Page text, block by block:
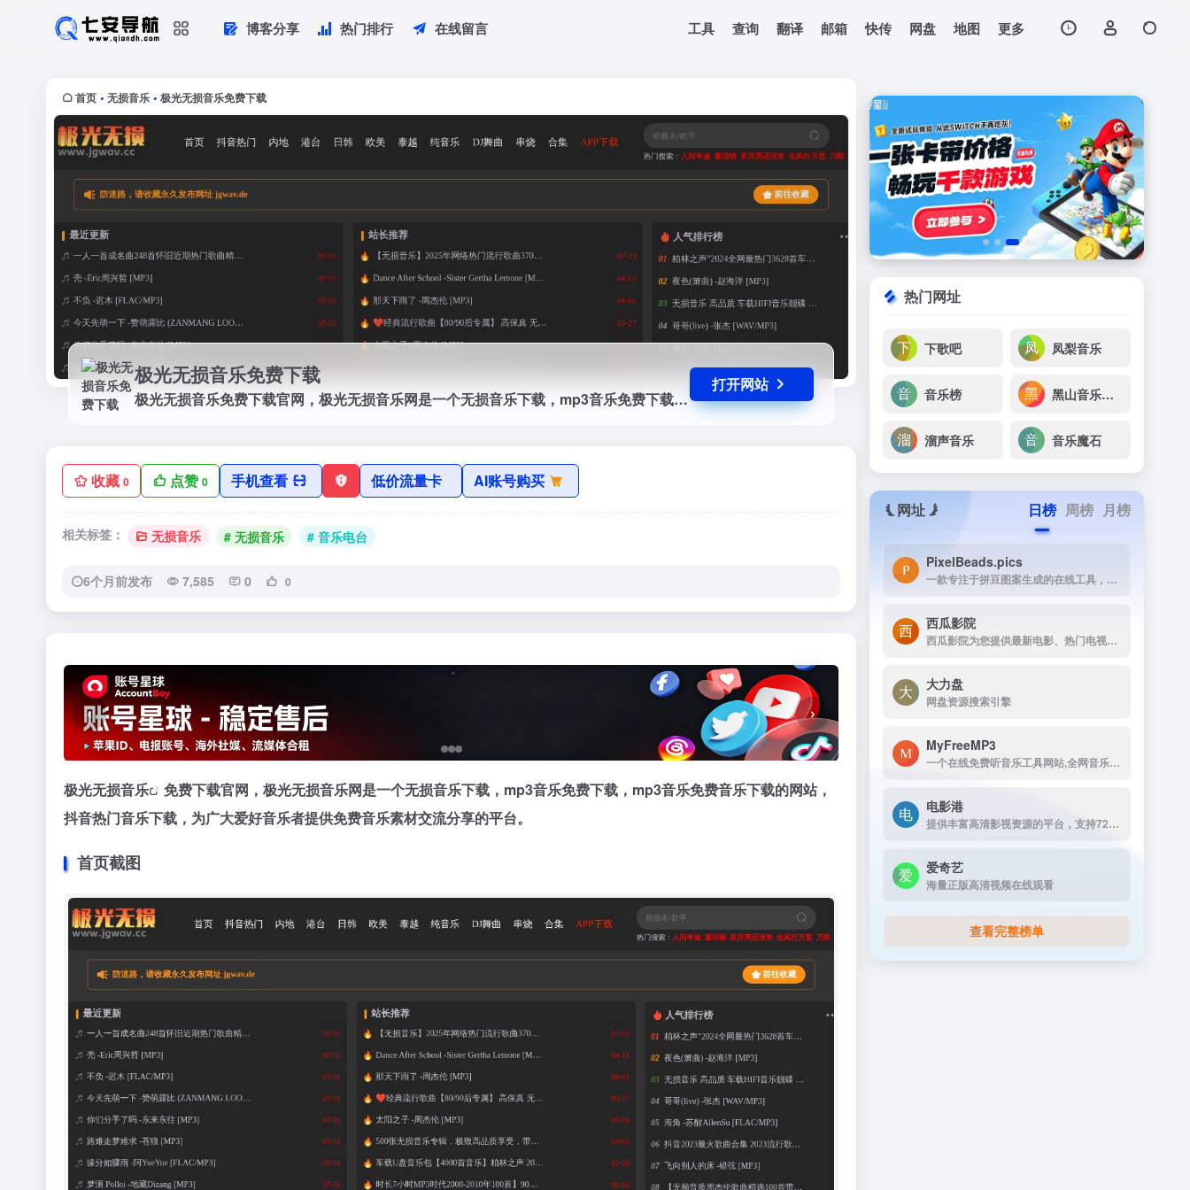
博客分享 热门排行 在线留言 工具 查询 翻译 邮箱 快传 网盘 地图 更多
首页 • 无损音乐 • 极光无损音乐免费下载
极光无损音乐免费下载
极光无损音乐免费下载官网，极光无损音乐网是一个无损音乐下载，mp3音乐免费下载，mp3音乐免费音乐下载的网站，抖音热门音乐下载，为广大爱好音乐者提供免费音乐素材交流分享的平台。
打开网站
收藏 0 点赞0 手机查看 低价流量卡 AI账号购买
相关标签： 无损音乐 # 无损音乐 # 音乐电台
6个月前发布 7,585 0 0
‹ ›
极光无损音乐
免费下载官网，极光无损音乐网是一个无损音乐下载，mp3音乐免费下载，mp3音乐免费音乐下载的网站，
抖音热门音乐下载，为广大爱好音乐者提供免费音乐素材交流分享的平台。
首页截图
热门网址
下歌吧 凤梨音乐
音乐榜 黑山音乐免费无损音乐下载
溜声音乐 音乐魔石
网址 日榜 周榜 月榜
PixelBeads.pics
一款专注于拼豆图案生成的在线工具，用户只需上传任意照片或图片，即可一键将其像素化为可打印的拼豆图稿。
西瓜影院
西瓜影院为您提供最新电影、热门电视剧、综艺动漫免费在线观看，高清流畅无广告，海量片源每日更新，打造极致观影体验。
大力盘
网盘资源搜索引擎
MyFreeMP3
一个在线免费听音乐工具网站,全网音乐都可以来这找找
电影港
提供丰富高清影视资源的平台，支持720p和1080p高清画质下载。资源丰富，更新及时，支持免费下载，无需注册，是影视爱好者的理想选择。
爱奇艺
海量正版高清视频在线观看
查看完整榜单